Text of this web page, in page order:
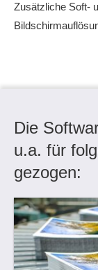
Zusätzliche Soft-
Die
u.a. für
gezogen: